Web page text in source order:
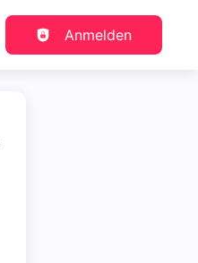
Anmelden